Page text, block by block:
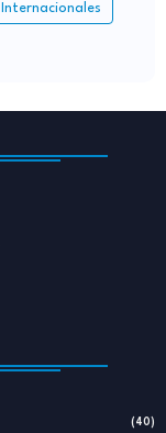
Internacionales
(40)